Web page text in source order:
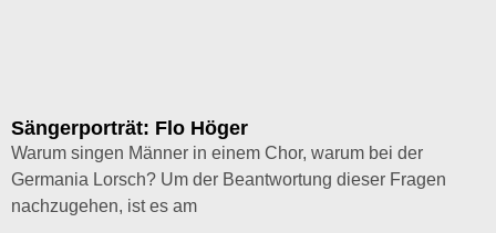
Sängerporträt: Flo Höger
Warum singen Männer in einem Chor, warum bei der
Germania Lorsch? Um der Beantwortung dieser Fragen
nachzugehen, ist es am